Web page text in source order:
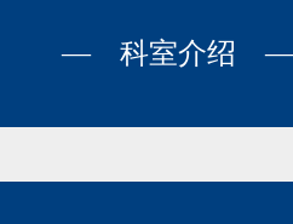
— 科室介绍 —